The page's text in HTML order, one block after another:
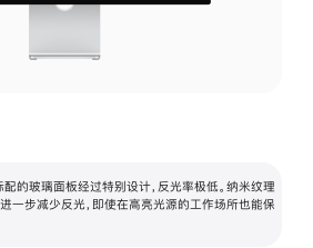
配的玻璃面板经过特别设计，反光率极低。纳米纹理
一步减少反光，即使在高亮光源的工作场所也能保